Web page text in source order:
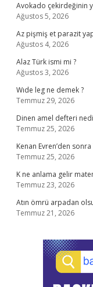
Avokado çekirdeğinin
Ağustos 5, 2026
Az pişmiş et parazit
Ağustos 4, 2026
Alaz Türk ismi mi ?
Ağustos 3, 2026
Wıde leg ne demek ?
Temmuz 29, 2026
Dinen amel defteri
Temmuz 25, 2026
Kenan Evren’den
Temmuz 25, 2026
K ne anlama gelir
Temmuz 23, 2026
Atın ömrü arpadan
Temmuz 21, 2026